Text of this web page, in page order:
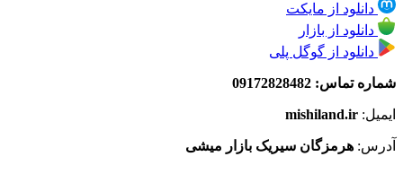
دانلود از مایکت
دانلود از بازار
دانلود از گوگل پلی
شماره تماس: 09172828482
ایمیل: mishiland.ir
آدرس: هرمزگان سیریک بازار میشی